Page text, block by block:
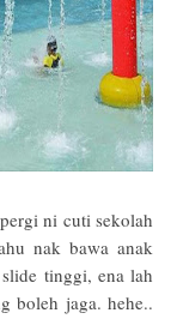
ni cuti sekolah
nak bawa anak
tinggi, ena lah
boleh jaga. hehe..